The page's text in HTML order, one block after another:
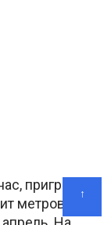
пригреет
метровые
↑